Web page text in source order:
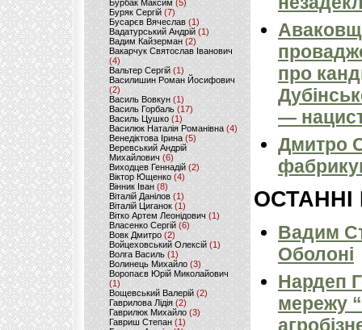
Бурбак Максим (5)
Буряк Сергій (7)
Бусарєв Вячеслав (1)
Вадатурський Андрій (1)
Вадим Кайзерман (2)
Вакарчук Святослав Іванович
(4)
Вальтер Сергій (1)
Василишин Роман Йосифович
(2)
Василь Вовкун (1)
Василь Горбаль (17)
Василь Цушко (1)
Василюк Наталія Романівна (4)
Венедіктова Ірина(5)
Веревський Андрій
Михайлович (6)
Виходцев Геннадій (2)
Віктор Ющенко (4)
Вінник Іван (8)
Віталій Данілов (1)
Віталій Циганок (1)
Вітко Артем Леонідович(1)
Власенко Сергій (6)
Вовк Дмитро(2)
Войцеховський Олексій(1)
Волга Василь (1)
Волинець Михайло (3)
Воропаєв Юрій Миколайович
(1)
Вощевський Валерій(2)
Гаврилова Лідія (2)
Гаврилюк Михайло (3)
Гавриш Степан (1)
про
—
Дмитро
ОСТАННІ
Вадим
Оболоні
Нардеп
мережу